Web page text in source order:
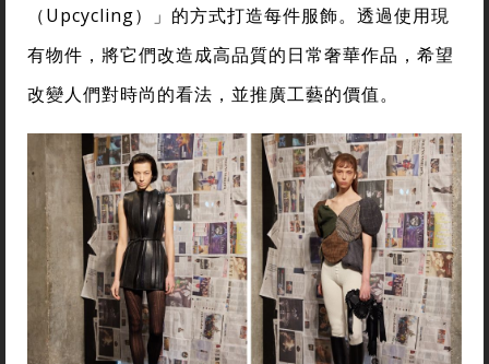
（Upcycling）」的方式打造每件服飾。透過使用現
有物件，將它們改造成高品質的日常奢華作品，希望
改變人們對時尚的看法，並推廣工藝的價值。